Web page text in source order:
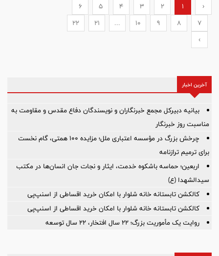
‹
1
2
3
4
5
6
7
8
9
10
...
21
22
›
آخرین اخبار
بیانیه دبیرکل مجمع خبرنگاران و نویسندگان دفاع مقدس و مقاومت به
مناسبت روز خبرنگار
چرخش بزرگ در مؤسسه اعتباری ملل؛ مزایده ۱۰۰ همتی، گام نخست
برای ترمیم ترازنامه
اربعین؛ حماسه باشکوه خدمت، ایثار و نجات جان انسان‌ها در مکتب
سیدالشهدا (ع)
کالکشن تابستانه خانه شلوار با امکان خرید اقساطی از اسنپ‌پی
کالکشن تابستانه خانه شلوار با امکان خرید اقساطی از اسنپ‌پی
روایت یک مأموریت بزرگ؛ ۲۲ سال افتخار، ۲۲ سال توسعه